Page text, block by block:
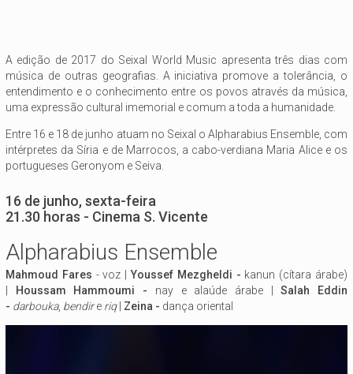
A edição de 2017 do Seixal World Music apresenta três dias com
música de outras geografias. A iniciativa promove a tolerância, o
entendimento e o conhecimento entre os povos através da música,
uma expressão cultural imemorial e comum a toda a humanidade.
Entre 16 e 18 de junho atuam no Seixal o Alpharabius Ensemble, com
intérpretes da Síria e de Marrocos, a cabo-verdiana Maria Alice e os
portugueses Geronyom e Seiva.
16 de junho, sexta-feira
21.30 horas - Cinema S. Vicente
Alpharabius Ensemble
Mahmoud Fares - voz |Youssef Mezgheldi - kanun (cítara árabe)
Houssam Hammoumi - nay e alaúde árabe |Salah Eddin
- darbouka, bendire riq Zeina - dança oriental